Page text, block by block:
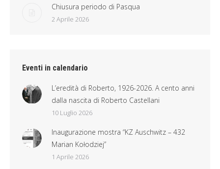
Chiusura periodo di Pasqua
2 Aprile 2026
Eventi in calendario
L’eredità di Roberto, 1926-2026. A cento anni
dalla nascita di Roberto Castellani
10 Luglio 2026
Inaugurazione mostra “KZ Auschwitz – 432
Marian Kołodziej”
1 Aprile 2026